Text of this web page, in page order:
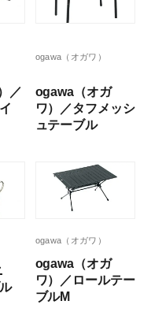
／
ogawa（オガワ）
ogawa（オガ
ワ）／タフメッシ
ュテーブル
ル
ogawa（オガワ）
ogawa（オガ
ワ）／ロールテー
ブルM